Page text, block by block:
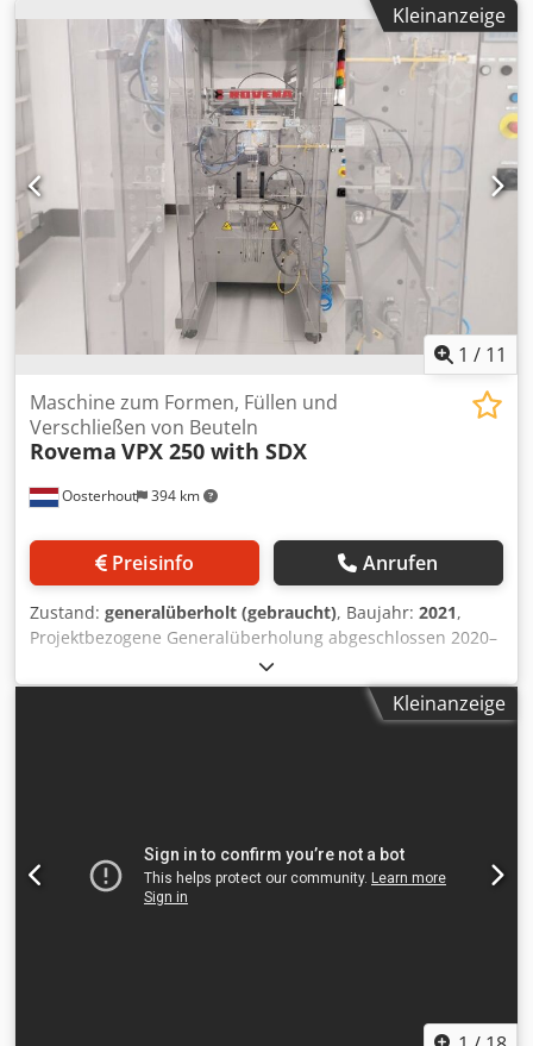
Kleinanzeige
1 / 11
Oosterhout 394 km
Maschine zum Formen, Füllen und
Verschließen von Beuteln
Rovema VPX 250 with SDX
Preisinfo Anrufen
Zustand: generalüberholt (gebraucht), Baujahr: 2021,
Projektbezogene Generalüberholung abgeschlossen 2020–
2021. Ursprünglich Baujahr 1991, vollständig überholt
durch DL Packaging im Jahr 2021. Jetzt wieder verfügbar!
Seit der Überholung lief die Maschine nur ca. 150
Ahksa Im Lieferumfang enthalten sind SDX, Drucker und
Formschultersätze. Leistung: 50–80 Beutel/Min., abhängig
von Beutelformat, Foliendicke, Füllgut, Dosiersystem und
Kleinanzeige